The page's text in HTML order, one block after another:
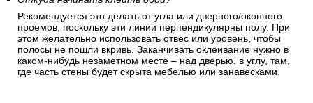
Рекомендуется это делать от угла или дверного/оконного
проемов, поскольку эти линии перпендикулярны полу. При
этом желательно использовать отвес или уровень, чтобы
полосы не пошли вкривь. Заканчивать оклеивание нужно в
каком-нибудь незаметном месте – над дверью, в углу, там,
где часть стены будет скрыта мебелью или занавесками.